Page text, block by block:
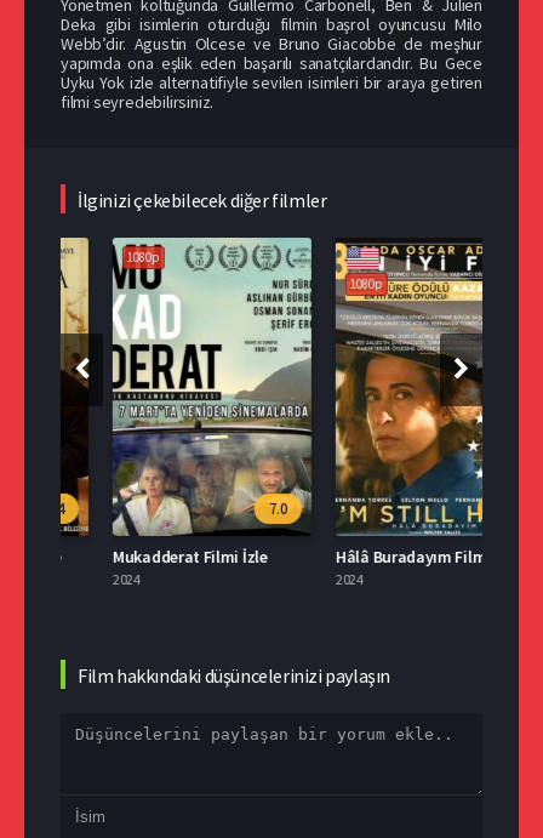
Deka gibi isimlerin oturduğu filmin başrol oyuncusu Milo
Webb’dir. Agustin Olcese ve Bruno Giacobbe de meşhur
yapımda ona eşlik eden başarılı sanatçılardandır. Bu Gece
Uyku Yok izle alternatifiyle sevilen isimleri bir araya getiren
filmi seyredebilirsiniz.
İlginizi çekebilecek diğer filmler
7.0
Mukadderat Filmi İzle
1080p
8.2
Hâlâ Buradayım Filmi İzle
Film hakkındaki düşüncelerinizi paylaşın